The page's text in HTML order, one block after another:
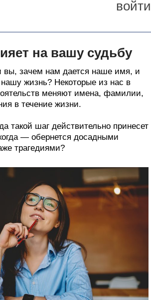
войти
на вашу судьбу
вы, зачем нам дается наше имя, и
нашу жизнь? Некоторые из нас в
меняют имена, фамилии,
в течение жизни.
такой шаг действительно принесет
— обернется досадными
трагедиями?